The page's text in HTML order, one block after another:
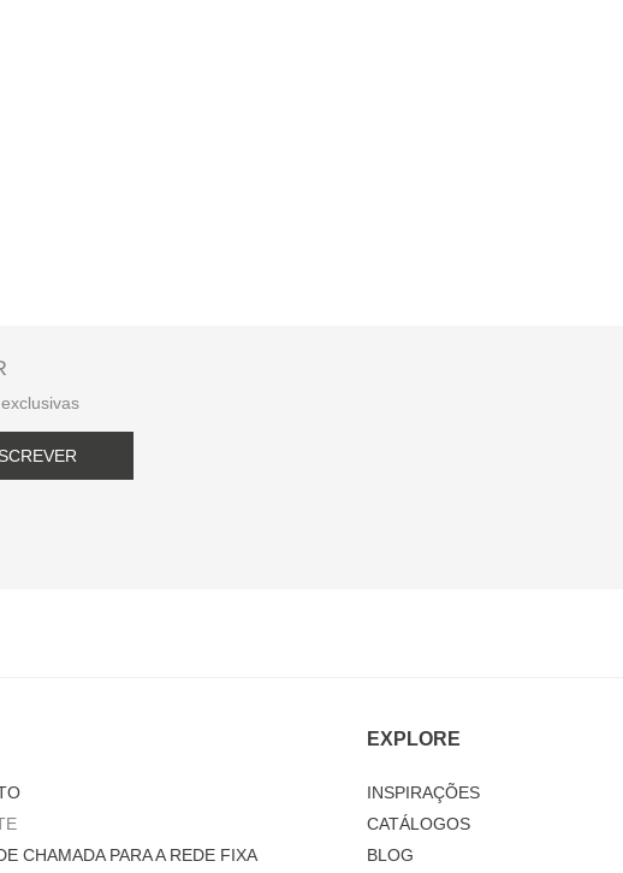
CHAMADA PARA A REDE FIXA
EXPLORE
INSPIRAÇÕES
CATÁLOGOS
BLOG